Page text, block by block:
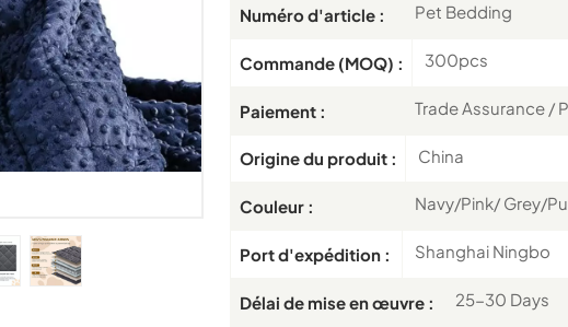
Numéro d'article : Pet Bedding
Commande (MOQ) : 300pcs
Paiement : Trade Assurance /
Origine du produit : China
Couleur : Navy/Pink/ Grey/
Port d'expédition : Shanghai Ningbo
Délai de mise en œuvre : 25-30 Days